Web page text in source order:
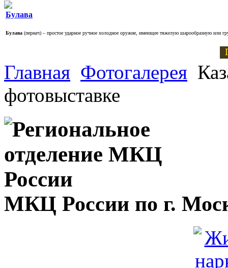
Булава
Булава (пернач) – простое ударное ручное холодное оружие, имеющее тяжелую шарообразную или
Главная Фотогалерея
фотовыставке
МКЦ России по г.